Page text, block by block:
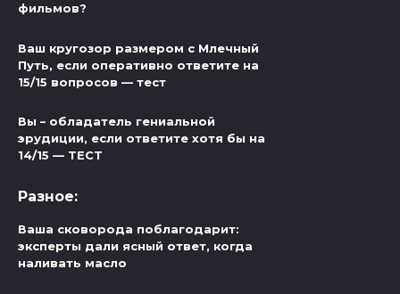
фильмов?
Ваш кругозор размером с Млечный
Путь, если оперативно ответите на
15/15 вопросов — тест
Вы – обладатель гениальной
эрудиции, если ответите хотя бы на
14/15 — ТЕСТ
Разное:
Ваша сковорода поблагодарит:
эксперты дали ясный ответ, когда
наливать масло